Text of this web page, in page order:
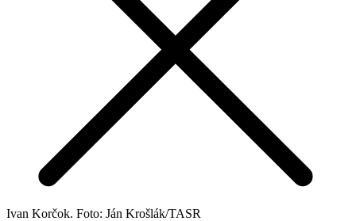
Ivan Korčok. Foto: Ján Krošlák/TASR